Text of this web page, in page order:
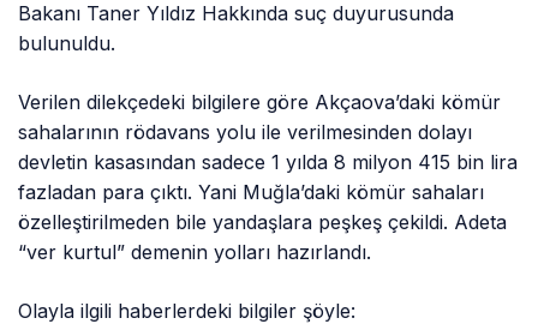
Bakanı Taner Yıldız Hakkında suç duyurusunda
bulunuldu.
Verilen dilekçedeki bilgilere göre Akçaova’daki kömür
sahalarının rödavans yolu ile verilmesinden dolayı
devletin kasasından sadece 1 yılda 8 milyon 415 bin lira
fazladan para çıktı. Yani Muğla’daki kömür sahaları
özelleştirilmeden bile yandaşlara peşkeş çekildi. Adeta
“ver kurtul” demenin yolları hazırlandı.
Olayla ilgili haberlerdeki bilgiler şöyle: